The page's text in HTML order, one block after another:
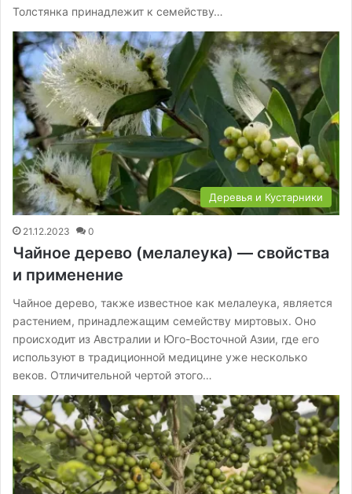
Толстянка принадлежит к семейству…
Деревья и Кустарники
21.12.2023 0
Чайное дерево (мелалеука) — свойства
и применение
Чайное дерево, также известное как мелалеука, является
растением, принадлежащим семейству миртовых. Оно
происходит из Австралии и Юго-Восточной Азии, где его
используют в традиционной медицине уже несколько
веков. Отличительной чертой этого…